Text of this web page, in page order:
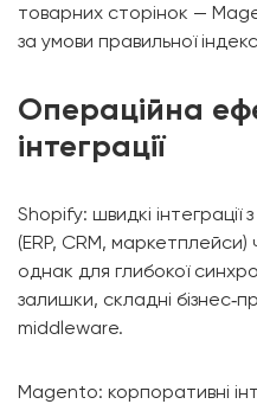
товарних сторінок —
за умови правильної
Операційна
інтеграції
Shopify: швидкі
(ERP, CRM,
однак для глибокої
залишки, складні
middleware.
Magento: корпоративні